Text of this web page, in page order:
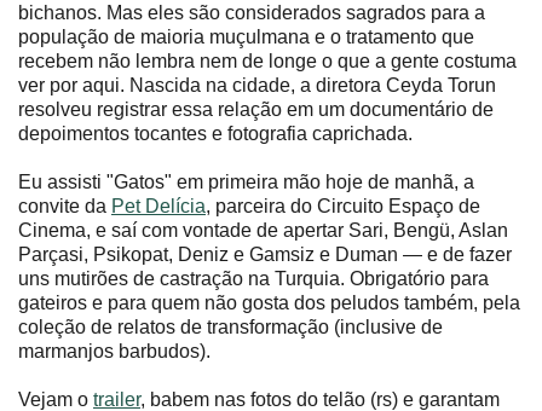
bichanos. Mas eles são considerados sagrados para a
população de maioria muçulmana e o tratamento que
recebem não lembra nem de longe o que a gente costuma
ver por aqui. Nascida na cidade, a diretora Ceyda Torun
resolveu registrar essa relação em um documentário de
depoimentos tocantes e fotografia caprichada.
Eu assisti "Gatos" em primeira mão hoje de manhã, a
convite da Pet Delícia, parceira do Circuito Espaço de
Cinema, e saí com vontade de apertar Sari, Bengü, Aslan
Parçasi, Psikopat, Deniz e Gamsiz e Duman ― e de fazer
uns mutirões de castração na Turquia. Obrigatório para
gateiros e para quem não gosta dos peludos também, pela
coleção de relatos de transformação (inclusive de
marmanjos barbudos).
Vejam o trailer, babem nas fotos do telão (rs) e garantam